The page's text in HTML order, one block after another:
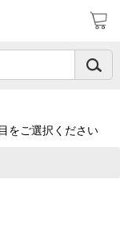
をご選択ください